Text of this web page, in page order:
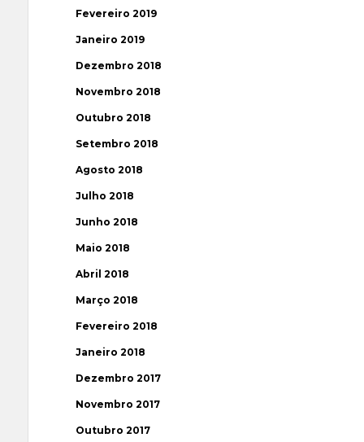
Fevereiro 2019
Janeiro 2019
Dezembro 2018
Novembro 2018
Outubro 2018
Setembro 2018
Agosto 2018
Julho 2018
Junho 2018
Maio 2018
Abril 2018
Março 2018
Fevereiro 2018
Janeiro 2018
Dezembro 2017
Novembro 2017
Outubro 2017